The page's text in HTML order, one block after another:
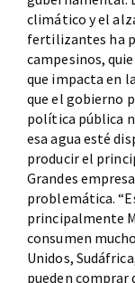
climático y el
fertilizantes ha
campesinos,
que impacta en
que el gobierno
política pública
esa agua esté
producir el
Grandes
problemática.
principalmente
consumen
Unidos,
pueden comprar